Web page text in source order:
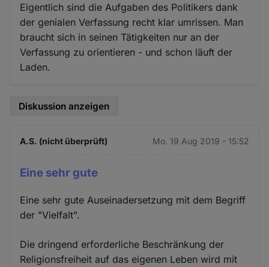
Eigentlich sind die Aufgaben des Politikers dank
der genialen Verfassung recht klar umrissen. Man
braucht sich in seinen Tätigkeiten nur an der
Verfassung zu orientieren - und schon läuft der
Laden.
Diskussion anzeigen
A.S. (nicht überprüft) Mo. 19 Aug 2019 - 15:52
Eine sehr gute
Eine sehr gute Auseinadersetzung mit dem Begriff
der "Vielfalt".
Die dringend erforderliche Beschränkung der
Religionsfreiheit auf das eigenen Leben wird mit